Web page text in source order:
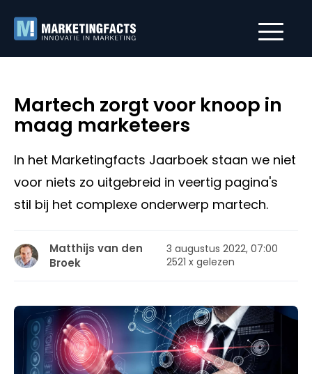
Martech zorgt voor knoop in
maag marketeers
In het Marketingfacts Jaarboek staan we niet
voor niets zo uitgebreid in veertig pagina's
stil bij het complexe onderwerp martech.
Matthijs van den
Broek
3 augustus 2022, 07:00
2521 x gelezen